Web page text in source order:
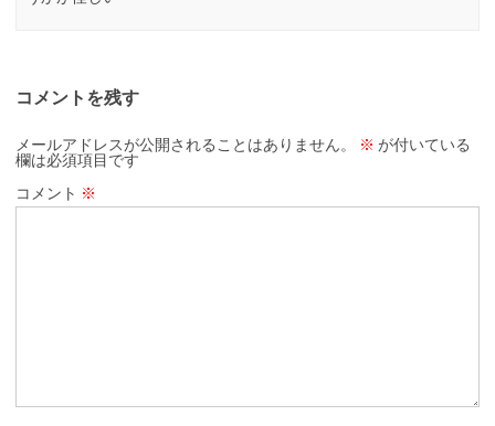
コメントを残す
メールアドレスが公開されることはありません。 ※ が付いている
欄は必須項目です
コメント ※